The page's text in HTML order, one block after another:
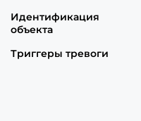
Идентификация
объекта
Триггеры тревоги